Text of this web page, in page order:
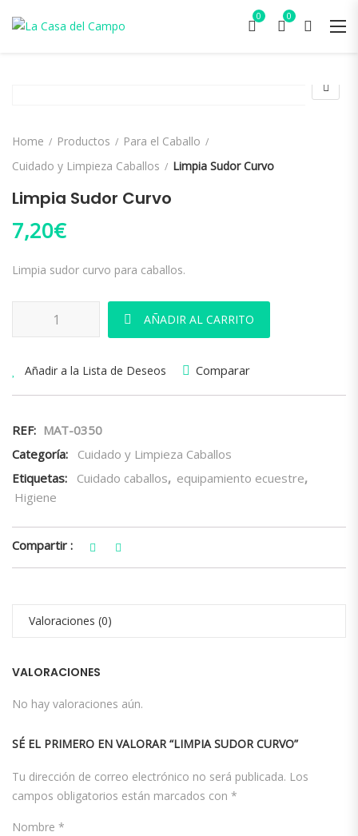
0 0
Home Productos
Para el Caballo
Cuidado y Limpieza Caballos
Limpia Sudor Curvo
Limpia Sudor Curvo
7,20€
Limpia sudor curvo para caballos.
Limpia Sudor Curvo cantidad
AÑADIR AL CARRITO
Añadir a la Lista de Deseos Comparar
REF: MAT-0350
Categoría:
Cuidado y Limpieza Caballos
Etiquetas:
Cuidado caballos, equipamiento ecuestre,
Higiene
Compartir :
Valoraciones (0)
VALORACIONES
No hay valoraciones aún.
SÉ EL PRIMERO EN VALORAR “LIMPIA SUDOR CURVO”
Tu dirección de correo electrónico no será publicada. Los
campos obligatorios están marcados con *
Nombre *